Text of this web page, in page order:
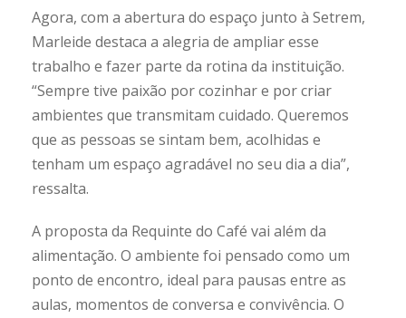
Agora, com a abertura do espaço junto à Setrem,
Marleide destaca a alegria de ampliar esse
trabalho e fazer parte da rotina da instituição.
“Sempre tive paixão por cozinhar e por criar
ambientes que transmitam cuidado. Queremos
que as pessoas se sintam bem, acolhidas e
tenham um espaço agradável no seu dia a dia”,
ressalta.
A proposta da Requinte do Café vai além da
alimentação. O ambiente foi pensado como um
ponto de encontro, ideal para pausas entre as
aulas, momentos de conversa e convivência. O